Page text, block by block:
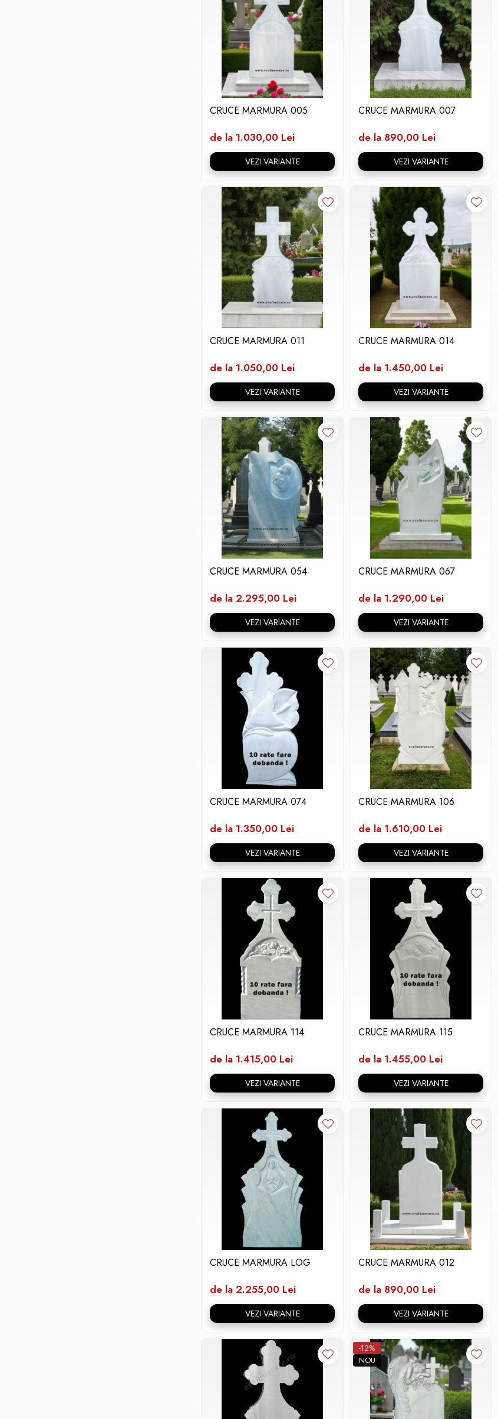
CRUCE MARMURA 005
de la 1.030,00 Lei
VEZI VARIANTE
CRUCE MARMURA 007
de la 890,00 Lei
VEZI VARIANTE
CRUCE MARMURA 011
de la 1.050,00 Lei
VEZI VARIANTE
CRUCE MARMURA 014
de la 1.450,00 Lei
VEZI VARIANTE
CRUCE MARMURA 054
de la 2.295,00 Lei
VEZI VARIANTE
CRUCE MARMURA 067
de la 1.290,00 Lei
VEZI VARIANTE
CRUCE MARMURA 074
de la 1.350,00 Lei
VEZI VARIANTE
CRUCE MARMURA 106
de la 1.610,00 Lei
VEZI VARIANTE
CRUCE MARMURA 114
de la 1.415,00 Lei
VEZI VARIANTE
CRUCE MARMURA 115
de la 1.455,00 Lei
VEZI VARIANTE
CRUCE MARMURA LOG
de la 2.255,00 Lei
VEZI VARIANTE
CRUCE MARMURA 012
de la 890,00 Lei
VEZI VARIANTE
-12%
NOU